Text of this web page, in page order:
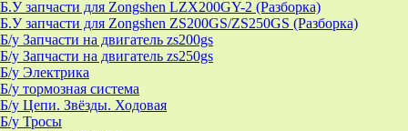
Б.У запчасти для Zongshen LZX200GY-2 (Разборка)
Б.У запчасти для Zongshen ZS200GS/ZS250GS (Разборка)
Б/у Запчасти на двигатель zs200gs
Б/у Запчасти на двигатель zs250gs
Б/у Электрика
Б/у тормозная система
Б/у Цепи. Звёзды. Ходовая
Б/у Тросы